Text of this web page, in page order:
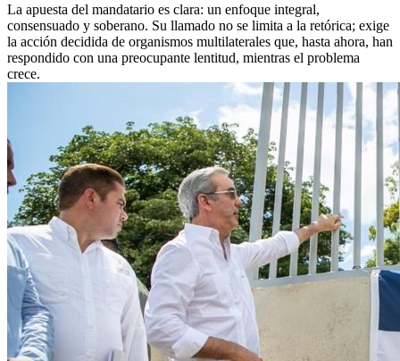
La apuesta del mandatario es clara: un enfoque integral,
consensuado y soberano. Su llamado no se limita a la retórica; exige
la acción decidida de organismos multilaterales que, hasta ahora, han
respondido con una preocupante lentitud, mientras el problema
crece.